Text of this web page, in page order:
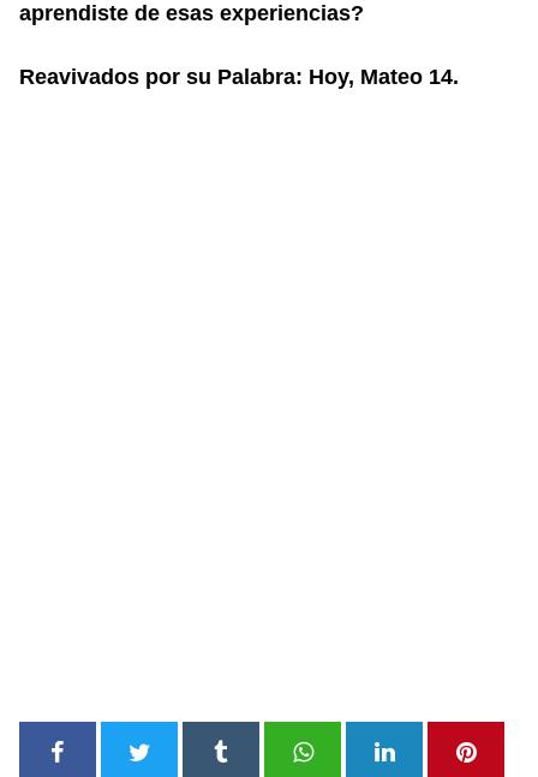
aprendiste de esas experiencias?
Reavivados por su Palabra: Hoy, Mateo 14.